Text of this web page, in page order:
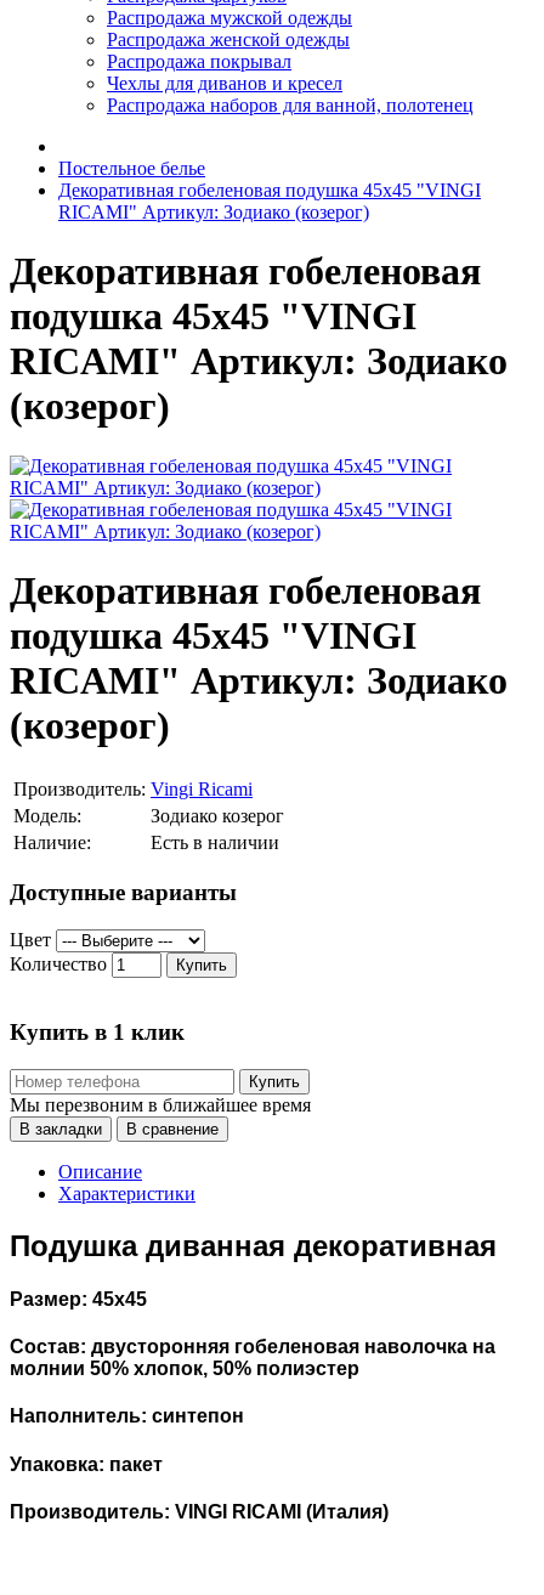
Распродажа мужской одежды
Распродажа женской одежды
Распродажа покрывал
Чехлы для диванов и кресел
Распродажа наборов для ванной, полотенец
Постельное белье
Декоративная гобеленовая подушка 45х45 "VINGI
RICAMI" Артикул: Зодиако (козерог)
Декоративная гобеленовая
подушка 45х45 "VINGI
RICAMI" Артикул: Зодиако
(козерог)
Декоративная гобеленовая
подушка 45х45 "VINGI
RICAMI" Артикул: Зодиако
(козерог)
Производитель: Vingi Ricami
Модель:
Зодиако козерог
Наличие:
Есть в наличии
Доступные варианты
Цвет
Количество
Купить
Купить в 1 клик
Купить
Мы перезвоним в ближайшее время
В закладки В сравнение
Описание
Характеристики
Подушка диванная декоративная
Размер: 45х45
Состав: двусторонняя гобеленовая наволочка на
молнии 50% хлопок, 50% полиэстер
Наполнитель: синтепон
Упаковка: пакет
Производитель: VINGI RICAMI (Италия)